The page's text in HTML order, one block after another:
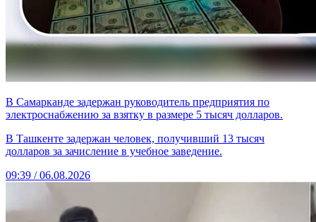
В Самарканде задержан руководитель предприятия по
электроснабжению за взятку в размере 5 тысяч долларов.
В Ташкенте задержан человек, получивший 13 тысяч
долларов за зачисление в учебное заведение.
09:39 / 06.08.2026